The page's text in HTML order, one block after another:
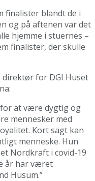
finalister blandt de i
og på aftenen var det
hjemme i stuernes –
finalister, der skulle
direktør for DGI Huset
at være dygtig og
mennesker med
Kort sagt kan
menneske. Hun
Nordkraft i covid-19
år har været
Husum.”